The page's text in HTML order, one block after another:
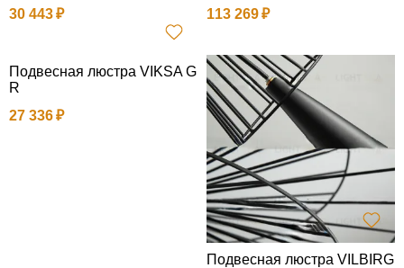
30 443 113 269
Подвесная люстра VIKSA G
R
27 336
Подвесная люстра VILBIRG